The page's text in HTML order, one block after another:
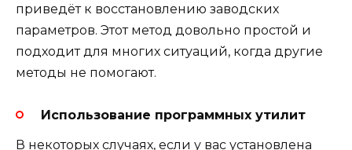
приведёт к восстановлению заводских
параметров. Этот метод довольно простой и
подходит для многих ситуаций, когда другие
методы не помогают.
Использование программных утилит
В некоторых случаях, если у вас установлена